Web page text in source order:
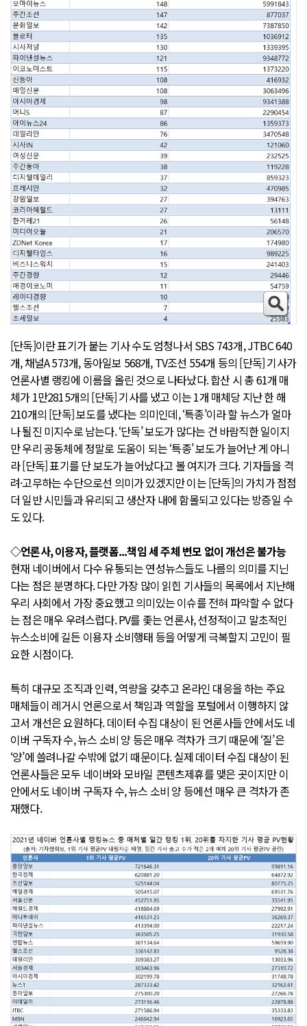
[단독]이란 표기가 붙는 기사 수도 엄청나서 SBS 743개, JTBC 640
개, 채널A 573개, 동아일보 568개, TV조선 554개 등의 [단독] 기사가
언론사별 랭킹에 이름을 올린 것으로 나타났다. 합산 시 총 61개 매
체가 1만2815개의 [단독] 기사를 냈고 이는 1개 매체당 지난 한 해
210개의 [단독] 보도를 냈다는 의미인데, ‘특종’이라 할 뉴스가 얼마
나 될진 미지수로 남는다. ‘단독’ 보도가 많다는 건 바람직한 일이지
만 우리 공동체에 정말로 도움이 되는 ‘특종’ 보도가 늘어난 게 아니
라 [단독] 표기를 단 보도가 늘어났다고 볼 여지가 크다. 기자들을 격
려·고무하는 수단으로선 의미가 있겠지만 이는 [단독]의 가치가 점점
더 일반 시민들과 유리되고 생산자 내에 함몰되고 있다는 방증일 수
도 있다.
◇언론사, 이용자, 플랫폼...책임 세 주체 변모 없이 개선은 불가능
현재 네이버에서 다수 유통되는 연성뉴스들도 나름의 의미를 지닌
다는 점은 분명하다. 다만 가장 많이 읽힌 기사들의 목록에서 지난해
우리 사회에서 가장 중요했고 의미있는 이슈를 전혀 파악할 수 없다
는 점은 매우 우려스럽다. PV를 좇는 언론사, 선정적이고 말초적인
뉴스소비에 길든 이용자 소비행태 등을 어떻게 극복할지 고민이 필
요한 시점이다.
특히 대규모 조직과 인력, 역량을 갖추고 온라인 대응을 하는 주요
매체들이 레거시 언론으로서 책임과 역할을 포털에서 이행하지 않
고서 개선은 요원하다. 데이터 수집 대상이 된 언론사들 안에서도 네
이버 구독자 수, 뉴스 소비 양 등은 매우 격차가 크기 때문에 ‘질’은
‘양’에 쓸려나갈 수밖에 없기 때문이다. 실제 데이터 수집 대상이 된
언론사들은 모두 네이버와 모바일 콘텐츠제휴를 맺은 곳이지만 이
안에서도 네이버 구독자 수, 뉴스 소비 양 등에선 매우 큰 격차가 존
재했다.